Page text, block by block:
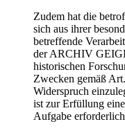
Zudem hat die
sich aus ihrer
betreffende
der ARCHIV
historischen
Zwecken gemäß
Widerspruch
ist zur Erfüllung
Aufgabe